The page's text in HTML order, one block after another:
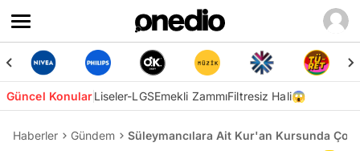
Güncel KonularLiseler-LGSEmekli ZammıFiltresiz Hali😱
Haberler Gündem Süleymancılara Ait Kur'an Kursunda